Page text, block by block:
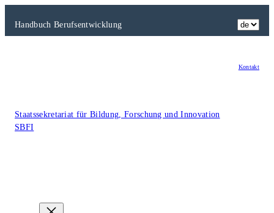
Inhalt
springen
Handbuch Berufsentwicklung
Staatssekretariat für Bildung, Forschung und Innovation
SBFI
Kontakt